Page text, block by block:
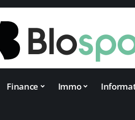
Finance Immo